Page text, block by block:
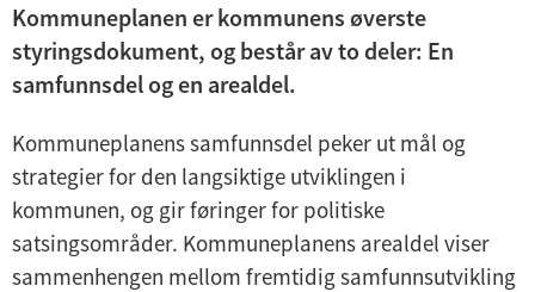
Kommuneplanen er kommunens øverste
styringsdokument, og består av to deler: En
samfunnsdel og en arealdel.
Kommuneplanens samfunnsdel peker ut mål og
strategier for den langsiktige utviklingen i
kommunen, og gir føringer for politiske
satsingsområder. Kommuneplanens arealdel viser
sammenhengen mellom fremtidig samfunnsutvikling